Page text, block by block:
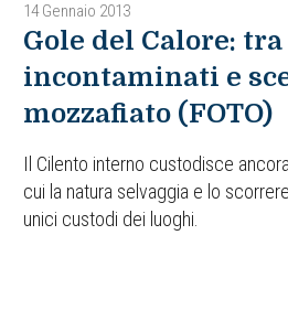
14 Gennaio 2013
Gole del Calore:
incontaminati e
mozzafiato (FOTO)
Il Cilento interno custodisce
cui la natura selvaggia e lo
unici custodi dei luoghi.